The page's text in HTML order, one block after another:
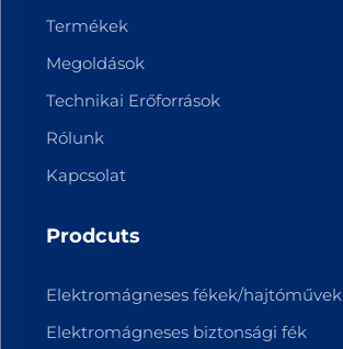
Termékek
Megoldások
Technikai Erőforrások
Rólunk
Kapcsolat
Prodcuts
Elektromágneses fékek/hajtóművek
Elektromágneses biztonsági fék